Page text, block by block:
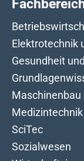
Elektrotechnik
Gesundheit
Maschinenbau
SciTec
Sozialwesen